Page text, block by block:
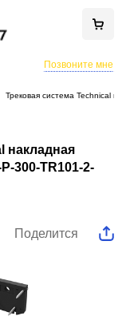
Позвоните мне
Трековая система Technical
накладная
300-TR101-2-
Поделится